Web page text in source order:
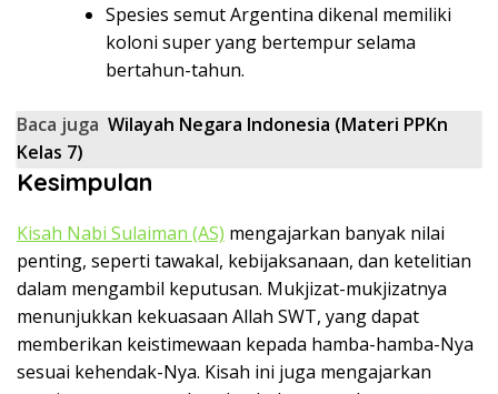
Spesies semut Argentina dikenal memiliki
koloni super yang bertempur selama
bertahun-tahun.
Baca juga Wilayah Negara Indonesia (Materi PPKn
Kelas 7)
Kesimpulan
Kisah Nabi Sulaiman (AS) mengajarkan banyak nilai
penting, seperti tawakal, kebijaksanaan, dan ketelitian
dalam mengambil keputusan. Mukjizat-mukjizatnya
menunjukkan kekuasaan Allah SWT, yang dapat
memberikan keistimewaan kepada hamba-hamba-Nya
sesuai kehendak-Nya. Kisah ini juga mengajarkan